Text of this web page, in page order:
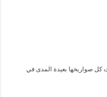
كل صواريخها بعيدة المدى في